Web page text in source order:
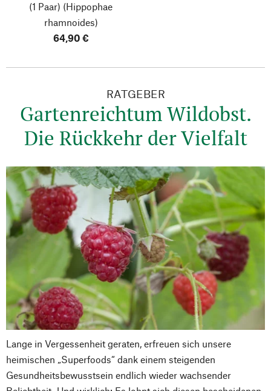
(1 Paar) (Hippophae
rhamnoides)
64,90 €
RATGEBER
Gartenreichtum Wildobst.
Die Rückkehr der Vielfalt
Lange in Vergessenheit geraten, erfreuen sich unsere
heimischen „Superfoods“ dank einem steigenden
Gesundheitsbewusstsein endlich wieder wachsender